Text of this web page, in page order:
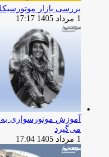
بررسی بازار
1 مرداد 1405 17:17
آموزش موتورسواری به
می‌گیرد
1 مرداد 1405 17:04